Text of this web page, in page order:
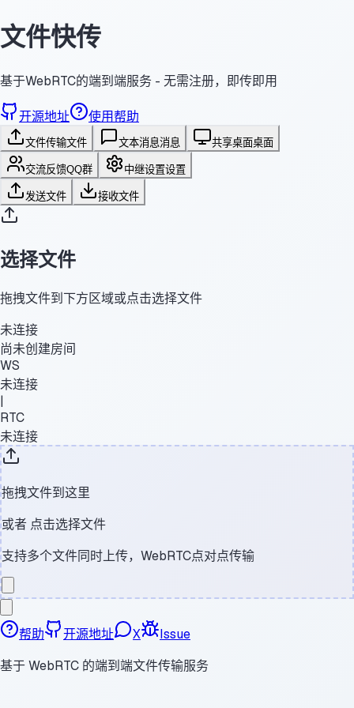
文件快传
基于WebRTC的端到端服务 - 无需注册，即传即用
开源地址 使用帮助
文件传输文件 文本消息消息 共享桌面桌面
交流反馈QQ群 中继设置设置
发送文件 接收文件
选择文件
拖拽文件到下方区域或点击选择文件
未连接
尚未创建房间
WS
未连接
|
RTC
未连接
拖拽文件到这里
或者 点击选择文件
支持多个文件同时上传，WebRTC点对点传输
帮助 开源地址 X
Issue
基于 WebRTC 的端到端文件传输服务